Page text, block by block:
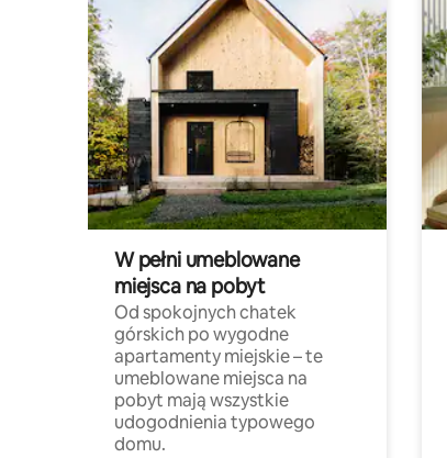
W pełni umeblowane
miejsca na pobyt
Od spokojnych chatek
górskich po wygodne
apartamenty miejskie – te
umeblowane miejsca na
pobyt mają wszystkie
udogodnienia typowego
domu.